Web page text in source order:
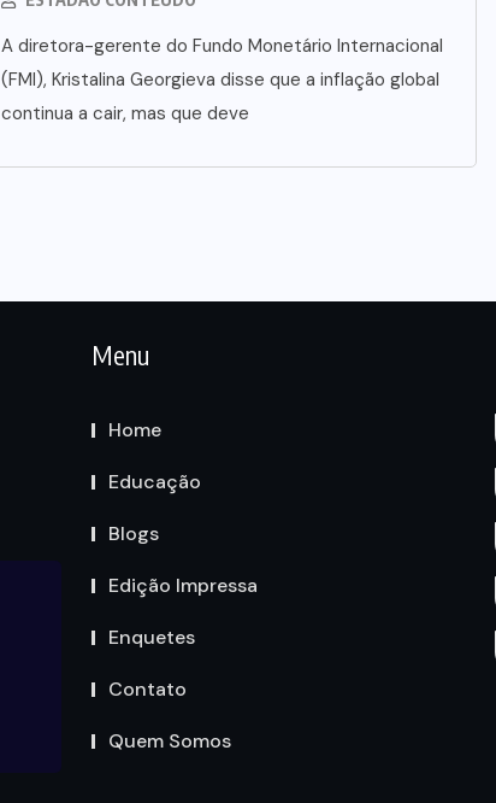
A diretora-gerente do Fundo Monetário Internacional
(FMI), Kristalina Georgieva disse que a inflação global
continua a cair, mas que deve
Menu
Home
Educação
Blogs
Edição Impressa
Enquetes
Contato
Quem Somos